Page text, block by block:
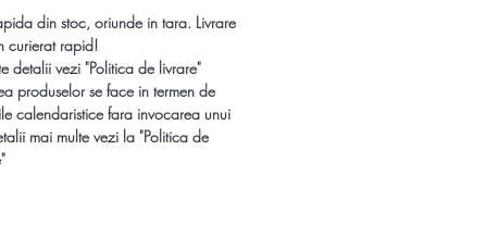
neslefuite la oferte speciale si
din stoc!
din stoc, oriunde in tara. Livrare
curierat rapid!
detalii vezi "Politica de livrare"
produselor se face in termen de
calendaristice fara invocarea unui
mai multe vezi la "Politica de